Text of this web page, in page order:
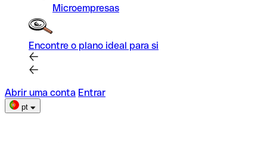
Microempresas
Encontre o plano ideal para si
Abrir uma conta Entrar
pt